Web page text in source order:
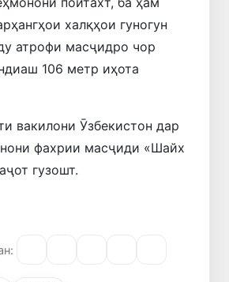
халқҳои гуногун
атрофи масҷидро чор
106 метр иҳота
вакилони Ӯзбекистон дар
фахрии масҷиди «Шайх
гузошт.